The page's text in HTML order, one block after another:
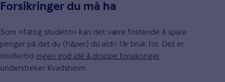
Forsikringer du må ha
Som «fattig student» kan det være fristende å spare
penger på det du (håper) du aldri får bruk for. Det er
imidlertid ingen god idé å droppe forsikringer,
understreker Kvadsheim.